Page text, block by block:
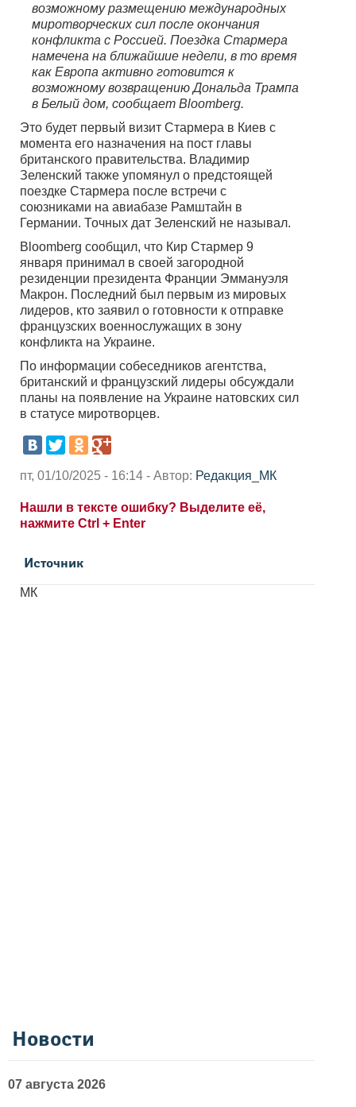
возможному размещению международных
миротворческих сил после окончания
конфликта с Россией. Поездка Стармера
намечена на ближайшие недели, в то время
как Европа активно готовится к
возможному возвращению Дональда Трампа
в Белый дом, сообщает Bloomberg.
Это будет первый визит Стармера в Киев с
момента его назначения на пост главы
британского правительства. Владимир
Зеленский также упомянул о предстоящей
поездке Стармера после встречи с
союзниками на авиабазе Рамштайн в
Германии. Точных дат Зеленский не называл.
Bloomberg сообщил, что Кир Стармер 9
января принимал в своей загородной
резиденции президента Франции Эммануэля
Макрон. Последний был первым из мировых
лидеров, кто заявил о готовности к отправке
французских военнослужащих в зону
конфликта на Украине.
По информации собеседников агентства,
британский и французский лидеры обсуждали
планы на появление на Украине натовских сил
в статусе миротворцев.
пт, 01/10/2025 - 16:14 - Автор: Редакция_МК
Нашли в тексте ошибку? Выделите её,
нажмите Ctrl + Enter
Источник
МК
Новости
07 августа 2026